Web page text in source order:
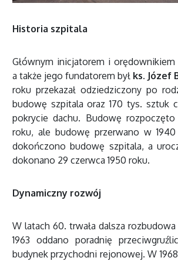
Historia szpitala
Głównym inicjatorem i
a także jego fundatorem był ks. Józef
roku przekazał odziedziczony po
budowę szpitala oraz 170 tys. sztuk
pokrycie dachu. Budowę rozpoczęto
roku, ale budowę przerwano w
dokończono budowę szpitala, a
dokonano 29 czerwca 1950 roku.
Dynamiczny rozwój
W latach 60. trwała dalsza
1963 oddano poradnię
budynek przychodni rejonowej. W